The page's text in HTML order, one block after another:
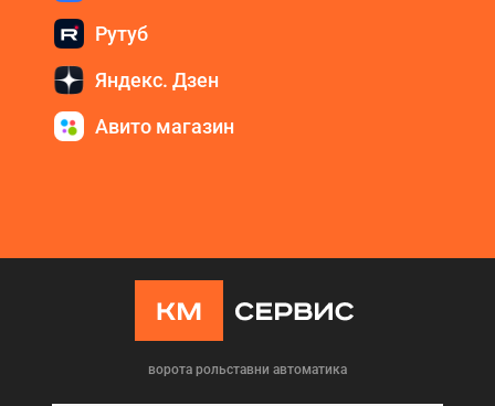
Рутуб
Яндекс. Дзен
Авито магазин
ворота рольставни автоматика